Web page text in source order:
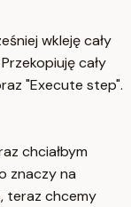
wkleję cały
cały
"Execute step".
chciałbym
znaczy na
teraz chcemy